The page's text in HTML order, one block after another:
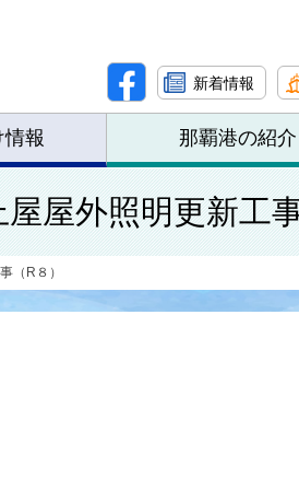
新着情報
報 那覇港の紹介
屋外照明更新工
（R８）